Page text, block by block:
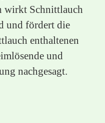
wirkt Schnittlauch
und fördert die
enthaltenen
und
nachgesagt.